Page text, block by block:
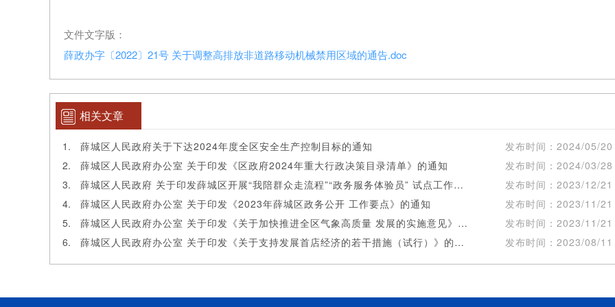
文件文字版：
薛政办字〔2022〕21号 关于调整高排放非道路移动机械禁用区域的通告.doc
相关文章
薛城区人民政府关于下达2024年度全区安全生产控制目标的通知 发布时间： 2024/05/20
薛城区人民政府办公室 关于印发《区政府2024年重大行政决策目录清单》的通知
发布时间： 2024/03/28
薛城区人民政府 关于印发薛城区开展“我陪群众走流程”“政务服务体验员” 试点工作方案的通知
发布时间： 2023/12/21
薛城区人民政府办公室 关于印发《2023年薛城区政务公开 工作要点》的通知
发布时间： 2023/11/21
薛城区人民政府办公室 关于印发《关于加快推进全区气象高质量 发展的实施意见》的通知
发布时间： 2023/11/21
薛城区人民政府办公室 关于印发《关于支持发展首店经济的若干措施（试行）》的通知
发布时间： 2023/08/11